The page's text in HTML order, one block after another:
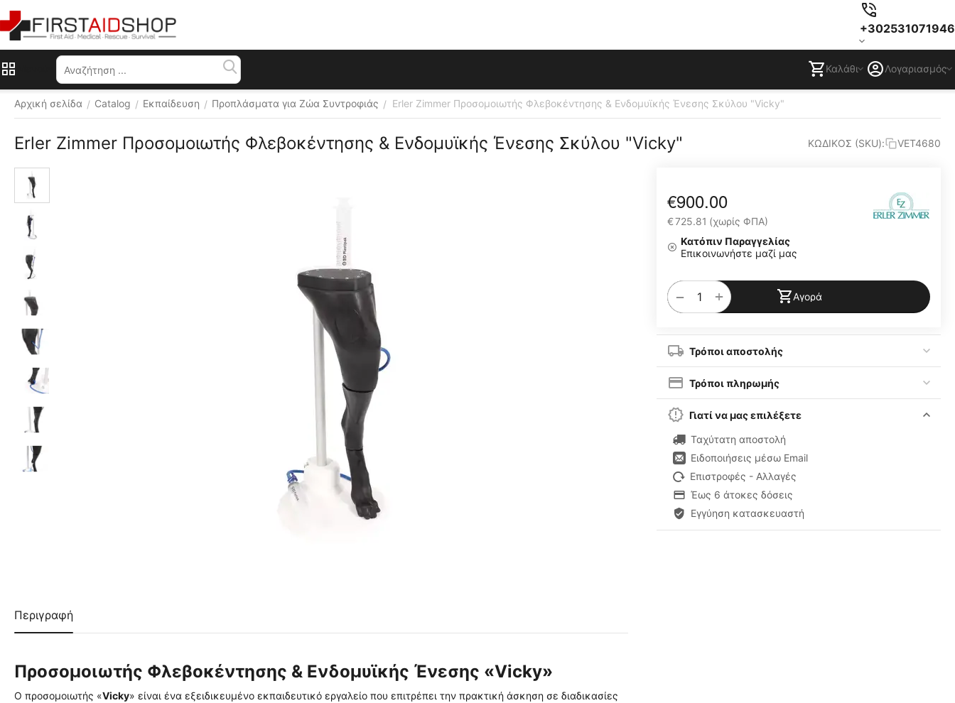
+302531071946
Καλάθι Λογαριασμός
Αρχική σελίδα / Catalog / Εκπαίδευση / Προπλάσματα για Ζώα Συντροφιάς / Erler Zimmer Προσομοιωτής Φλεβοκέντησης & Ενδομυϊκής Ένεσης Σκύλου "Vicky"
Erler Zimmer Προσομοιωτής Φλεβοκέντησης & Ενδομυϊκής Ένεσης Σκύλου "Vicky" ΚΩΔΙΚΟΣ (SKU): VET4680
Δωρεάν
αποστολή
€900.00
€725.81 (χωρίς ΦΠΑ)
Κατόπιν Παραγγελίας
Επικοινωνήστε μαζί μας
+
− Αγορά
Τρόποι αποστολής
Τρόποι πληρωμής
Γιατί να μας επιλέξετε
Ταχύτατη αποστολή
Ειδοποιήσεις μέσω Email
Επιστροφές - Αλλαγές
Έως 6 άτοκες δόσεις
Εγγύηση κατασκευαστή
Περιγραφή
Προσομοιωτής Φλεβοκέντησης & Ενδομυϊκής Ένεσης «Vicky»
Ο προσομοιωτής «Vicky» είναι ένα εξειδικευμένο εκπαιδευτικό εργαλείο που επιτρέπει την πρακτική άσκηση σε διαδικασίες